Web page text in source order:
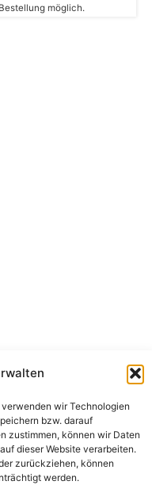
wir Technologien
bzw. darauf
zustimmen, können wir Daten
dieser Website verarbeiten.
zurückziehen, können
werden.
Bestellung möglich.
Graz